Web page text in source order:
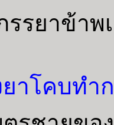
รยาข้าพ
าโคบทำ